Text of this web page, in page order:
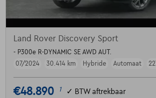
Land Rover Discovery Sport
- P300e R-DYNAMIC SE AWD AUT.
07/2024
30.414 km Hybride Automaat
€48.890 1 ✓ BTW aftrekbaar